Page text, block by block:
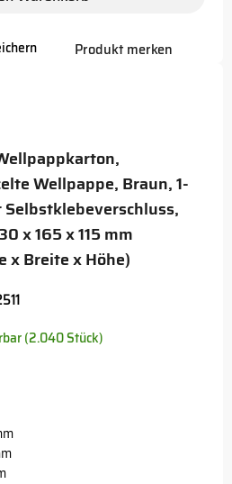
Wellpappe, Braun, 1-
x 165 x 115 mm
x Breite x Höhe)
(2.040 Stück)
Platzhalter
Produkt merken